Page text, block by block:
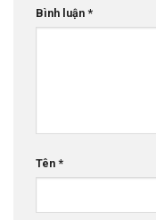
Bình luận *
Tên *